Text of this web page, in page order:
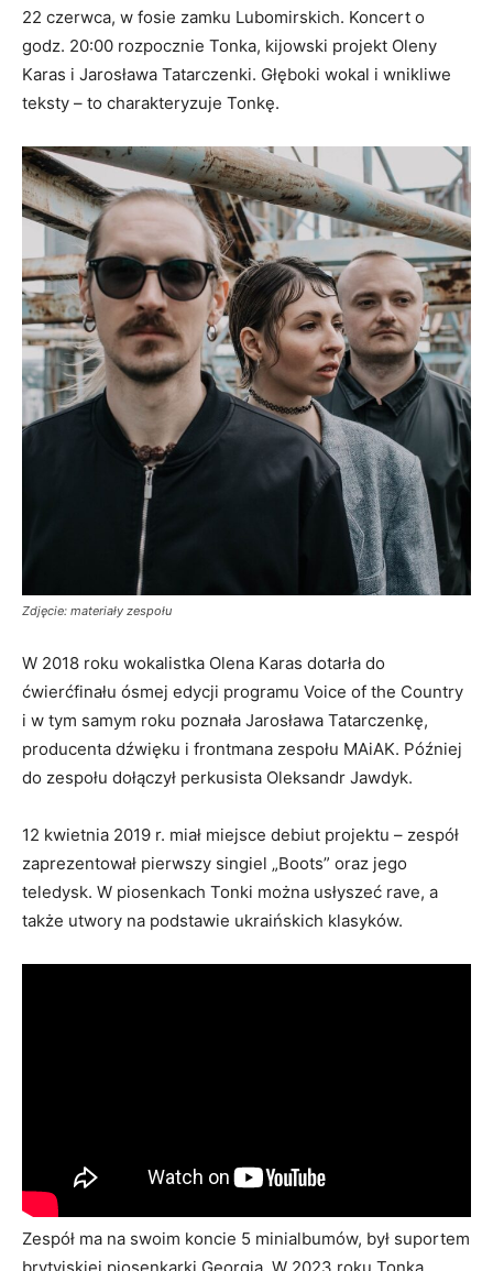
22 czerwca, w fosie zamku Lubomirskich. Koncert o
godz. 20:00 rozpocznie Tonka, kijowski projekt Oleny
Karas i Jarosława Tatarczenki. Głęboki wokal i wnikliwe
teksty – to charakteryzuje Tonkę.
Zdjęcie: materiały zespołu
W 2018 roku wokalistka Olena Karas dotarła do
ćwierćfinału ósmej edycji programu Voice of the Country
i w tym samym roku poznała Jarosława Tatarczenkę,
producenta dźwięku i frontmana zespołu MAiAK. Później
do zespołu dołączył perkusista Oleksandr Jawdyk.
12 kwietnia 2019 r. miał miejsce debiut projektu – zespół
zaprezentował pierwszy singiel „Boots” oraz jego
teledysk. W piosenkach Tonki można usłyszeć rave, a
także utwory na podstawie ukraińskich klasyków.
Zespół ma na swoim koncie 5 minialbumów, był suportem